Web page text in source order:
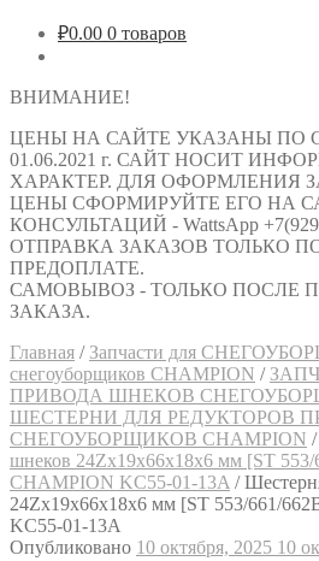
₽0.00 0 товаров
ВНИМАНИЕ!
ЦЕНЫ НА САЙТЕ УКАЗАНЫ ПО
01.06.2021 г. САЙТ НОСИТ
ХАРАКТЕР. ДЛЯ ОФОРМЛЕНИЯ
ЦЕНЫ СФОРМИРУЙТЕ ЕГО НА
КОНСУЛЬТАЦИЙ - WattsApp
ОТПРАВКА ЗАКАЗОВ ТОЛЬКО
ПРЕДОПЛАТЕ.
САМОВЫВОЗ - ТОЛЬКО ПОСЛЕ
ЗАКАЗА.
Главная / Запчасти для
снегоуборщиков CHAMPION /
ПРИВОДА ШНЕКОВ
ШЕСТЕРНИ ДЛЯ РЕДУКТОРОВ
СНЕГОУБОРЩИКОВ CHAMPION /
шнеков 24Zх19х66х18х6 мм [ST 553/
CHAMPION KC55-01-13A /
24Zх19х66х18х6 мм [ST 553/661/
KC55-01-13A
Опубликовано 10 октября, 2025 10